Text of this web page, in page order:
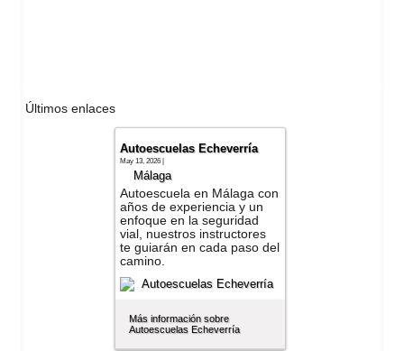
Últimos enlaces
Autoescuelas Echeverría
May 13, 2026 |
Málaga
Autoescuela en Málaga con
años de experiencia y un
enfoque en la seguridad
vial, nuestros instructores
te guiarán en cada paso del
camino.
Más información sobre
Autoescuelas Echeverría